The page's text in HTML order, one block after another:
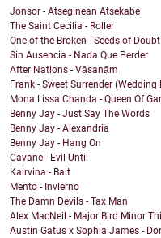
Jonsor - Atseginean Atsekabe
The Saint Cecilia - Roller
One of the Broken - Seeds of Doubt
Sin Ausencia - Nada Que Perder
After Nations - Vāsanām
Frank - Sweet Surrender (Wedding
Mona Lissa Chanda - Queen Of
Benny Jay - Just Say The Words
Benny Jay - Alexandria
Benny Jay - Hang On
Cavane - Evil Until
Kairvina - Bait
Mento - Invierno
The Damn Devils - Tax Man
Alex MacNeil - Major Bird Minor
Austin Gatus x Sophia James -